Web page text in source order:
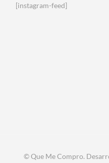
[instagram-feed]
© Que Me Compro.